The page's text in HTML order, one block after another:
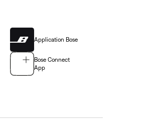
Application Bose
Bose Connect
App